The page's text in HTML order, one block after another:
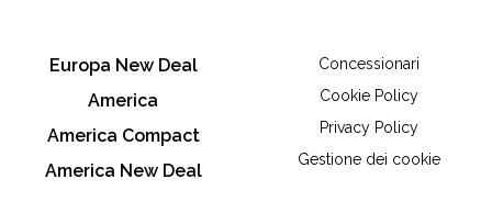
Europa New Deal
America
America Compact
America New Deal
Concessionari
Cookie Policy
Privacy Policy
Gestione dei cookie